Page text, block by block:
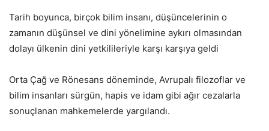
Tarih boyunca, birçok bilim insanı, düşüncelerinin o
zamanın düşünsel ve dini yönelimine aykırı olmasından
dolayı ülkenin dini yetkilileriyle karşı karşıya geldi
Orta Çağ ve Rönesans döneminde, Avrupalı filozoflar ve
bilim insanları sürgün, hapis ve idam gibi ağır cezalarla
sonuçlanan mahkemelerde yargılandı.